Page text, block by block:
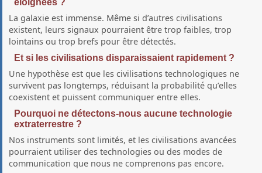
éloignées ?
La galaxie est immense. Même si d’autres civilisations
existent, leurs signaux pourraient être trop faibles, trop
lointains ou trop brefs pour être détectés.
Et si les civilisations disparaissaient rapidement ?
Une hypothèse est que les civilisations technologiques ne
survivent pas longtemps, réduisant la probabilité qu’elles
coexistent et puissent communiquer entre elles.
Pourquoi ne détectons‑nous aucune technologie
extraterrestre ?
Nos instruments sont limités, et les civilisations avancées
pourraient utiliser des technologies ou des modes de
communication que nous ne comprenons pas encore.